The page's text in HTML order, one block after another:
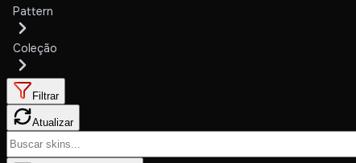
Pattern
Coleção
Filtrar
Atualizar